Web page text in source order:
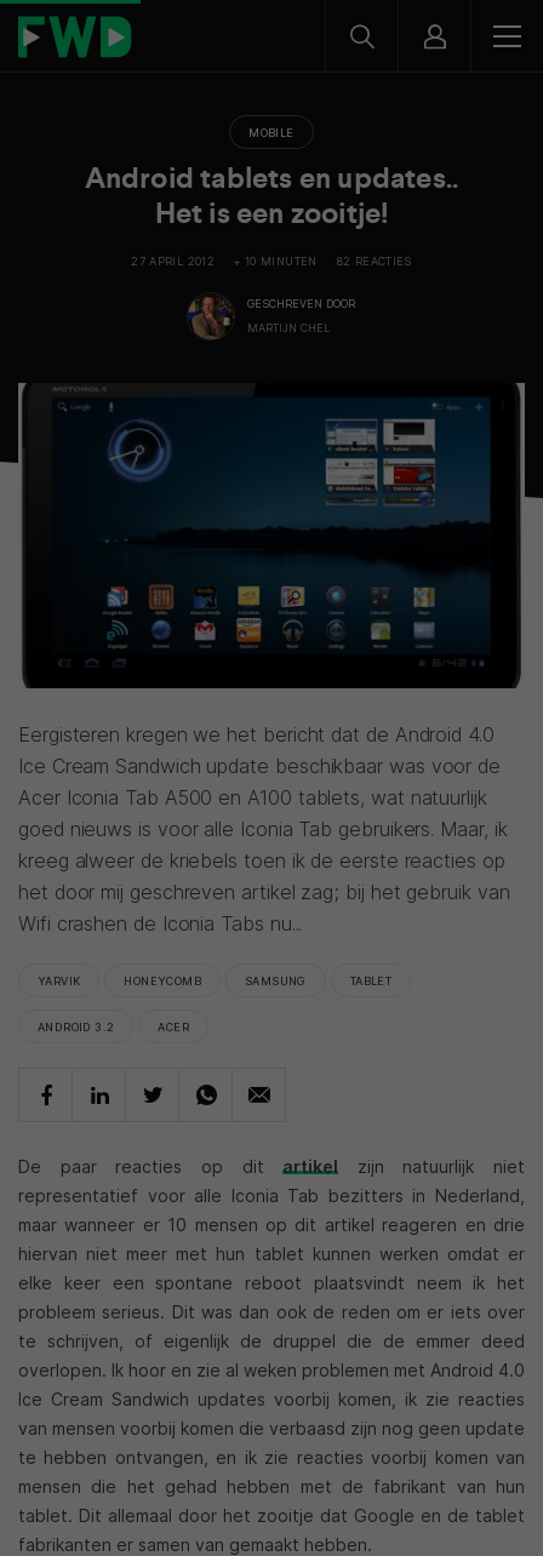
MOBILE
Android tablets en updates..
Het is een zooitje!
27 APRIL 2012 + 10 MINUTEN 82 REACTIES
GESCHREVEN DOOR
MARTIJN CHEL
Eergisteren kregen we het bericht dat de Android 4.0
Ice Cream Sandwich update beschikbaar was voor de
Acer Iconia Tab A500 en A100 tablets, wat natuurlijk
goed nieuws is voor alle Iconia Tab gebruikers. Maar, ik
kreeg alweer de kriebels toen ik de eerste reacties op
het door mij geschreven artikel zag; bij het gebruik van
Wifi crashen de Iconia Tabs nu...
YARVIK HONEYCOMB SAMSUNG TABLET
ANDROID 3.2 ACER
De paar reacties op ditartikel zijn natuurlijk niet
representatief voor alle Iconia Tab bezitters in Nederland,
maar wanneer er 10 mensen op dit artikel reageren en drie
hiervan niet meer met hun tablet kunnen werken omdat er
elke keer een spontane reboot plaatsvindt neem ik het
probleem serieus. Dit was dan ook de reden om er iets over
te schrijven, of eigenlijk de druppel die de emmer deed
overlopen. Ik hoor en zie al weken problemen met Android 4.0
Ice Cream Sandwich updates voorbij komen, ik zie reacties
van mensen voorbij komen die verbaasd zijn nog geen update
te hebben ontvangen, en ik zie reacties voorbij komen van
mensen die het gehad hebben met de fabrikant van hun
tablet. Dit allemaal door het zooitje dat Google en de tablet
fabrikanten er samen van gemaakt hebben.